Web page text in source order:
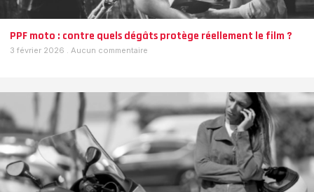
PPF moto : contre quels dégâts protège réellement le film ?
3 février 2026 Aucun commentaire